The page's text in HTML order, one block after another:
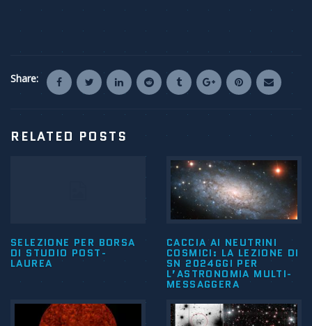
Share:
RELATED POSTS
SELEZIONE PER BORSA
DI STUDIO POST-
LAUREA
CACCIA AI NEUTRINI
COSMICI: LA LEZIONE DI
SN 2024GGI PER
L’ASTRONOMIA MULTI-
MESSAGGERA